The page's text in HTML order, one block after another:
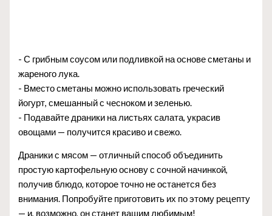
- С грибным соусом или подливкой на основе сметаны и
жареного лука.
- Вместо сметаны можно использовать греческий
йогурт, смешанный с чесноком и зеленью.
- Подавайте драники на листьях салата, украсив
овощами — получится красиво и свежо.
Драники с мясом — отличный способ объединить
простую картофельную основу с сочной начинкой,
получив блюдо, которое точно не останется без
внимания. Попробуйте приготовить их по этому рецепту
— и, возможно, он станет вашим любимым!